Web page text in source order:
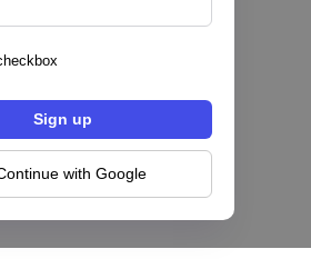
with Google
TOHKN lanza plataforma
US$10 en acciones de EE.
👾